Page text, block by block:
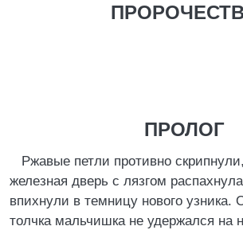
ПРОЛОГ
Ржавые петли противно
железная дверь с лязгом
впихнули в темницу нового узника.
толчка мальчишка не удержался на